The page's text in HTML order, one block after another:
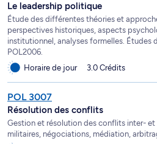
Le leadership politique
Étude des différentes théories et
perspectives historiques, aspects
institutionnel, analyses formelles. Études
POL2006.
Horaire de jour
3.0 Crédits
POL 3007
Résolution des conflits
Gestion et résolution des conflits inter-
militaires, négociations, médiation,